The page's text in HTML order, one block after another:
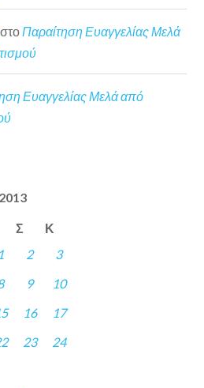
στοΠαραίτηση Ευαγγελίας Μελά
Ευαγγελίας Μελά από
Σ Κ
1 2
3
9
10
16
17
23
24